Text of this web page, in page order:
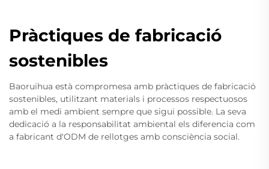
Pràctiques de fabricació
sostenibles
Baoruihua està compromesa amb pràctiques de fabricació
sostenibles, utilitzant materials i processos respectuosos
amb el medi ambient sempre que sigui possible. La seva
dedicació a la responsabilitat ambiental els diferencia com
a fabricant d'ODM de rellotges amb consciència social.